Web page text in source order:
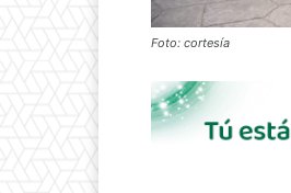
Foto: cortesía